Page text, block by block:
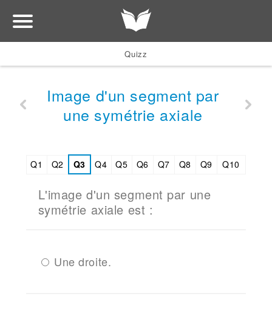
Quizz
Image d'un segment par
une symétrie axiale
Q1 Q2 Q3 Q4 Q5 Q6 Q7 Q8 Q9 Q10
L'image d'un segment par une
symétrie axiale est :
Une droite.